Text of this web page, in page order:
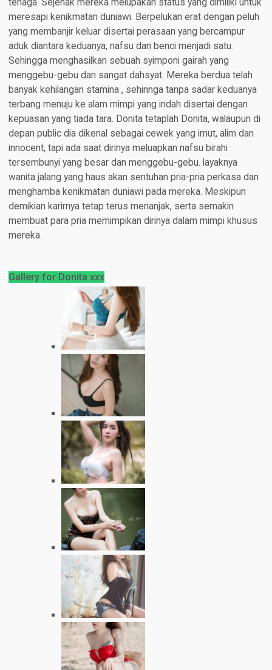
tenaga. Sejenak mereka melupakan status yang dimiliki untuk
meresapi kenikmatan duniawi. Berpelukan erat dengan peluh
yang membanjir keluar disertai perasaan yang bercampur
aduk diantara keduanya, nafsu dan benci menjadi satu.
Sehingga menghasilkan sebuah syimponi gairah yang
menggebu-gebu dan sangat dahsyat. Mereka berdua telah
banyak kehilangan stamina , sehinnga tanpa sadar keduanya
terbang menuju ke alam mimpi yang indah disertai dengan
kepuasan yang tiada tara. Donita tetaplah Donita, walaupun di
depan public dia dikenal sebagai cewek yang imut, alim dan
innocent, tapi ada saat dirinya meluapkan nafsu birahi
tersembunyi yang besar dan menggebu-gebu. layaknya
wanita jalang yang haus akan sentuhan pria-pria perkasa dan
menghamba kenikmatan duniawi pada mereka. Meskipun
demikian karirnya tetap terus menanjak, serta semakin
membuat para pria memimpikan dirinya dalam mimpi khusus
mereka.
Gallery for Donita xxx